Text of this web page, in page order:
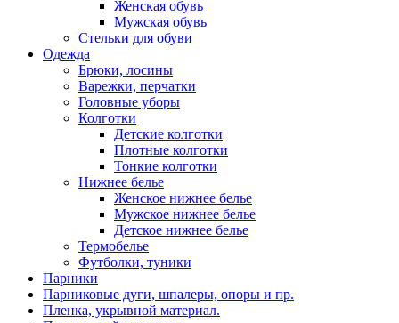
Женская обувь
Мужская обувь
Стельки для обуви
Одежда
Брюки, лосины
Варежки, перчатки
Головные уборы
Колготки
Детские колготки
Плотные колготки
Тонкие колготки
Нижнее белье
Женское нижнее белье
Мужское нижнее белье
Детское нижнее белье
Термобелье
Футболки, туники
Парники
Парниковые дуги, шпалеры, опоры и пр.
Пленка, укрывной материал.